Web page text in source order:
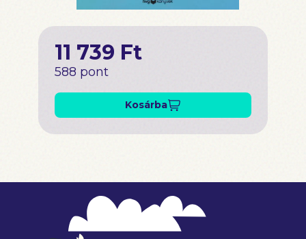
11 739 Ft
588 pont
Kosárba